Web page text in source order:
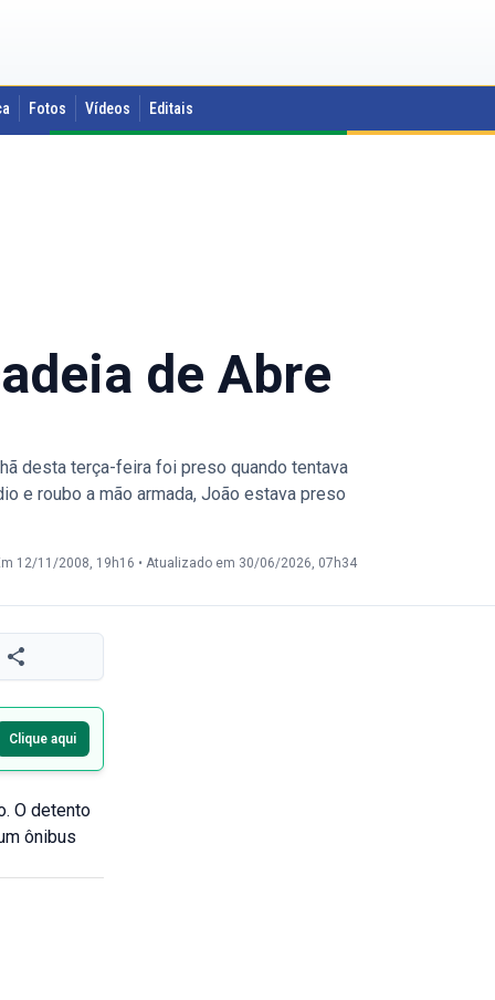
Fotos Vídeos Editais
de Abre
desta terça-feira foi preso quando tentava
e roubo a mão armada, João estava preso
12/11/2008, 19h16 • Atualizado em 30/06/2026, 07h34
Clique aqui
O detento
ônibus